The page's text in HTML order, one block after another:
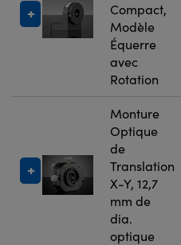
Compact,
Modèle
Équerre
avec
Rotation
Monture
Optique
de
Translation
X-Y, 12,7
mm de
dia.
optique